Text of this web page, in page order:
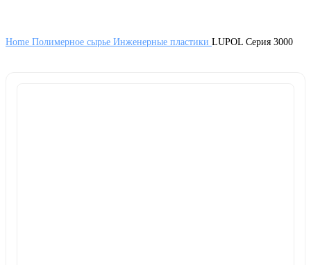
Home Полимерное сырье Инженерные пластики LUPOL Серия 3000